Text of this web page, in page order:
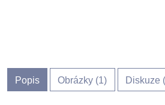
Popis Obrázky (1) Diskuze (